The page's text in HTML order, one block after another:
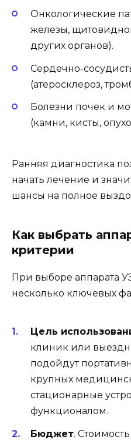
Онкологические
железы,
других органов).
Сердечно-
(атеросклероз,
Болезни почек и
(камни, кисты,
Ранняя диагностика
начать лечение и
шансы на полное
Как выбрать
критерии
При выборе аппарата
несколько ключевых
Цель
клиник или
подойдут
крупных
стационарные
функционалом.
Бюджет.